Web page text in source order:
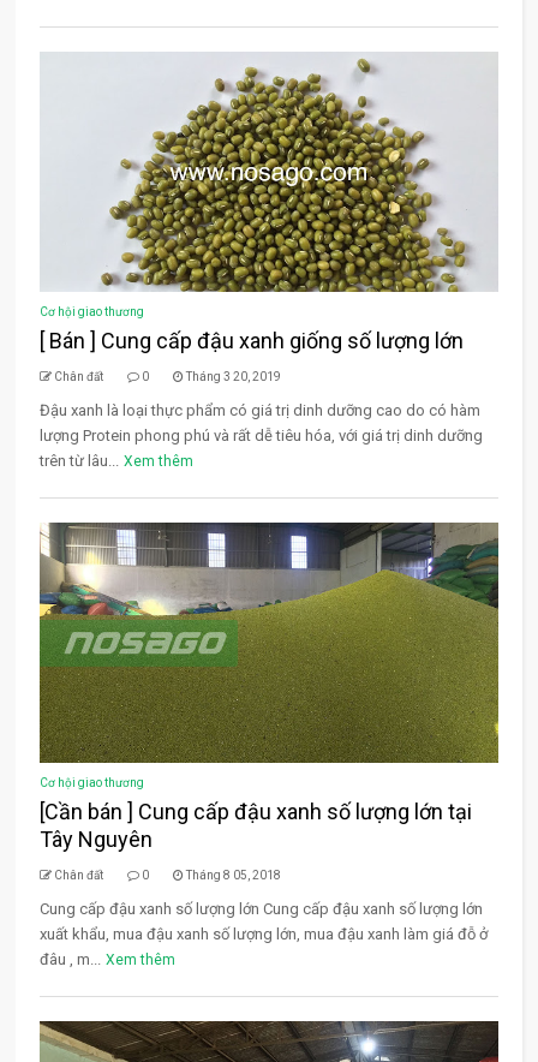
Cơ hội giao thương
[ Bán ] Cung cấp đậu xanh giống số lượng lớn
Chân đất 0 Tháng 3 20, 2019
Đậu xanh là loại thực phẩm có giá trị dinh dưỡng cao do có hàm
lượng Protein phong phú và rất dễ tiêu hóa, với giá trị dinh dưỡng
trên từ lâu... Xem thêm
Cơ hội giao thương
[Cần bán ] Cung cấp đậu xanh số lượng lớn tại
Tây Nguyên
Chân đất 0 Tháng 8 05, 2018
Cung cấp đậu xanh số lượng lớn Cung cấp đậu xanh số lượng lớn
xuất khẩu, mua đậu xanh số lượng lớn, mua đậu xanh làm giá đỗ ở
đâu , m... Xem thêm